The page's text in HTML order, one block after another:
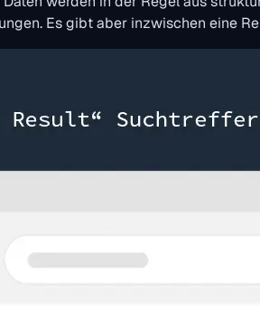
Es gibt aber inzwischen eine